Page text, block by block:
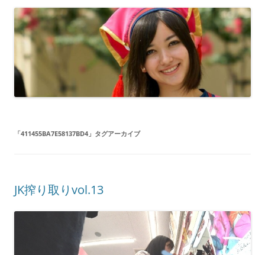
プ
「411455BA7E58137BD4 」タグアーカイブ
JK搾り取りvol.13